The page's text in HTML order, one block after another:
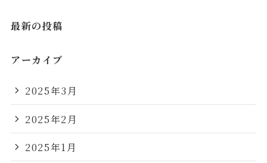
最新の投稿
アーカイブ
2025年3月
2025年2月
2025年1月